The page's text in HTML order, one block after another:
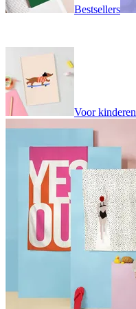
Bestsellers
Voor kinderen